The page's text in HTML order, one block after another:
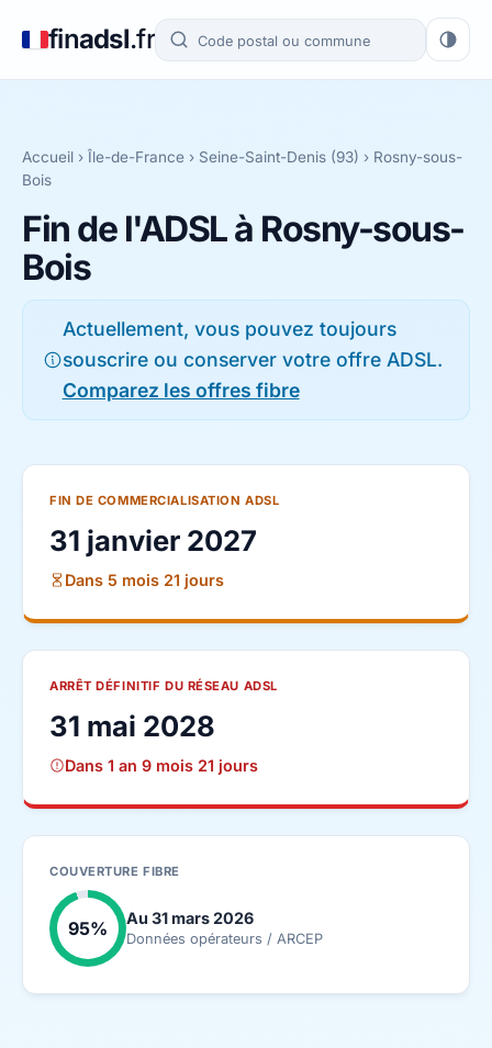
finadsl.fr
Accueil › Île-de-France › Seine-Saint-Denis (93) › Rosny-sous-
Bois
Fin de l'ADSL à Rosny-sous-
Bois
Actuellement, vous pouvez toujours
souscrire ou conserver votre offre ADSL.
Comparez les offres fibre
FIN DE COMMERCIALISATION ADSL
31 janvier 2027
Dans 5 mois 21 jours
ARRÊT DÉFINITIF DU RÉSEAU ADSL
31 mai 2028
Dans 1 an 9 mois 21 jours
COUVERTURE FIBRE
95% Au 31 mars 2026
Données opérateurs / ARCEP